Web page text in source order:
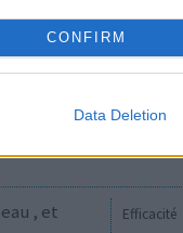
CONFIRM
Data Deletion
Efficacité
, et